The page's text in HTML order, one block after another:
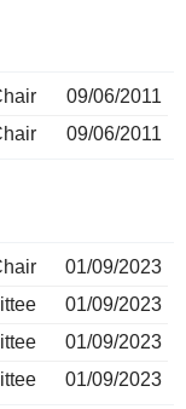
09/06/2011
09/06/2011
01/09/2023
01/09/2023
01/09/2023
01/09/2023